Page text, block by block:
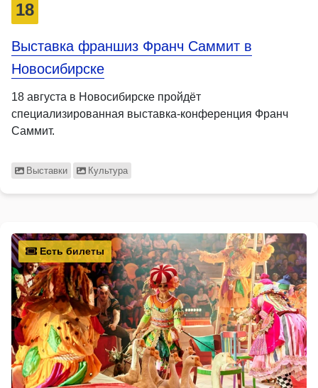
18
Выставка франшиз Франч Саммит в
Новосибирске
18 августа в Новосибирске пройдёт
специализированная выставка-конференция Франч
Саммит.
Выставки Культура
Есть билеты